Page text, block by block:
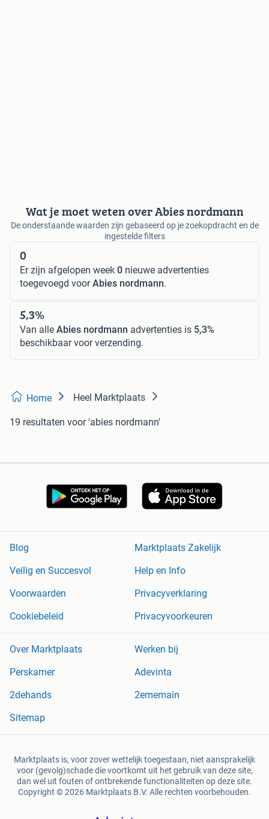
Wat je moet weten over Abies nordmann
De onderstaande waarden zijn gebaseerd op je zoekopdracht en de
ingestelde filters
0
Er zijn afgelopen week 0 nieuwe advertenties
toegevoegd voorAbies nordmann.
5,3%
Van alle Abies nordmann advertenties is 5,3%
beschikbaar voor verzending.
Home Heel Marktplaats
19 resultaten voor 'abies nordmann'
Blog
Marktplaats Zakelijk
Veilig en Succesvol
Help en Info
Voorwaarden
Privacyverklaring
Cookiebeleid
Privacyvoorkeuren
Over Marktplaats
Werken bij
Perskamer
Adevinta
2dehands
2ememain
Sitemap
Marktplaats is, voor zover wettelijk toegestaan, niet aansprakelijk
voor (gevolg)schade die voortkomt uit het gebruik van deze site,
dan wel uit fouten of ontbrekende functionaliteiten op deze site.
Copyright © 2026 Marktplaats B.V. Alle rechten voorbehouden.